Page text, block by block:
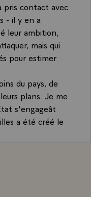
pris contact avec
- il y en a
leur ambition,
mais qui
pour estimer
du pays, de
plans. Je me
s'engageât
a été créé le
prudences, les
pas trop tenir
Président